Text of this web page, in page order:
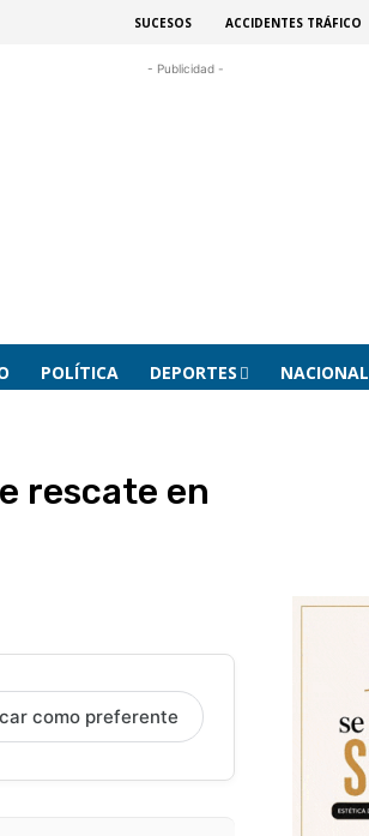
SUCESOS ACCIDENTES TRÁFICO
- Publicidad -
POLÍTICA DEPORTES NACIONAL
rescate en
como preferente